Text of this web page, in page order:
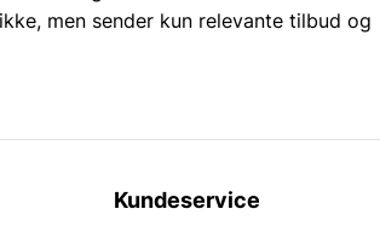
men sender kun relevante tilbud og
Kundeservice